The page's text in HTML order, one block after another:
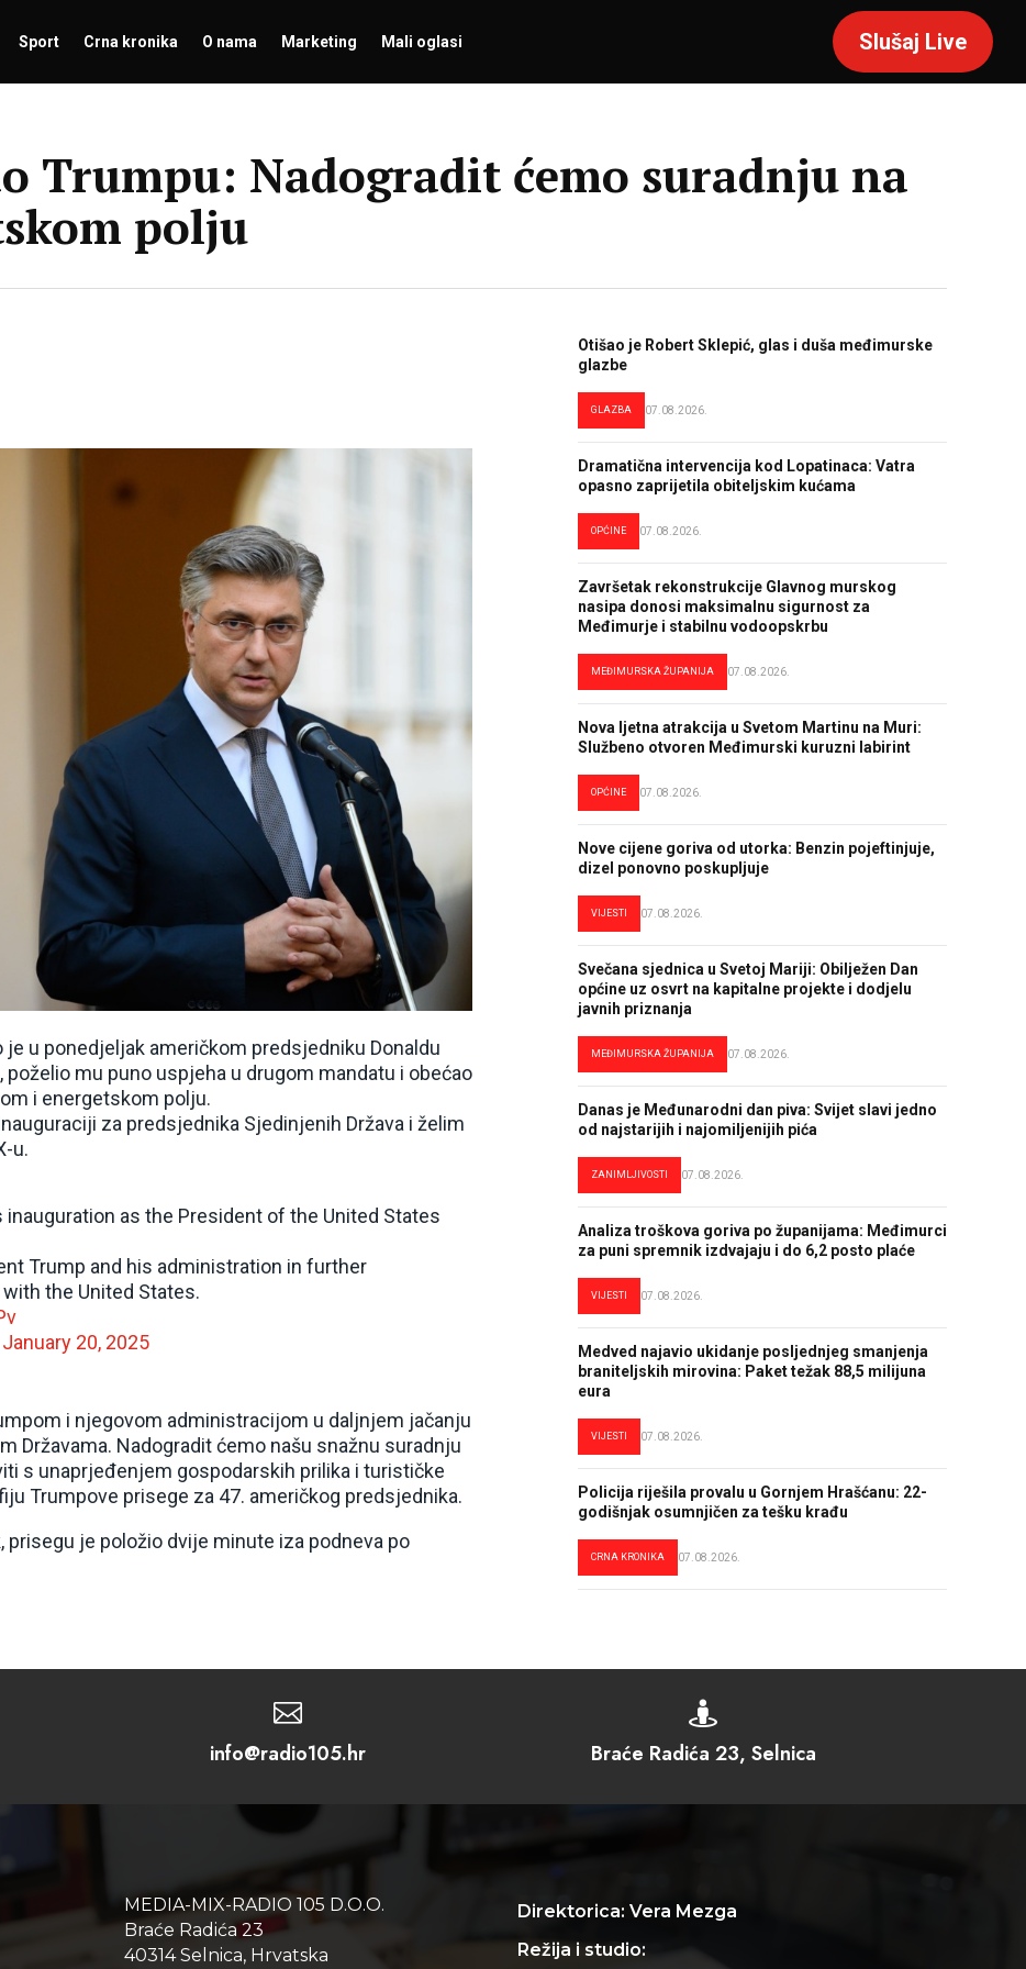
Sport Crna kronika O nama Marketing Mali oglasi Slušaj Live
Trumpu: Nadogradit ćemo suradnju na
polju
u ponedjeljak američkom predsjedniku Donaldu
mu puno uspjeha u drugom mandatu i obećao
i energetskom polju.
za predsjednika Sjedinjenih Država i želim
u.
inauguration as the President of the United States
Trump and his administration in further
the United States.
January 20, 2025
i njegovom administracijom u daljnjem jačanju
Državama. Nadogradit ćemo našu snažnu suradnju
s unaprjeđenjem gospodarskih prilika i turističke
Trumpove prisege za 47. američkog predsjednika.
je položio dvije minute iza podneva po
Otišao je Robert Sklepić, glas i duša međimurske
glazbe
GLAZBA 07.08.2026.
Dramatična intervencija kod Lopatinaca: Vatra
opasno zaprijetila obiteljskim kućama
OPĆINE 07.08.2026.
Završetak rekonstrukcije Glavnog murskog
nasipa donosi maksimalnu sigurnost za
Međimurje i stabilnu vodoopskrbu
MEĐIMURSKA ŽUPANIJA 07.08.2026.
Nova ljetna atrakcija u Svetom Martinu na Muri:
Službeno otvoren Međimurski kuruzni labirint
OPĆINE 07.08.2026.
Nove cijene goriva od utorka: Benzin pojeftinjuje,
dizel ponovno poskupljuje
VIJESTI 07.08.2026.
Svečana sjednica u Svetoj Mariji: Obilježen Dan
općine uz osvrt na kapitalne projekte i dodjelu
javnih priznanja
MEĐIMURSKA ŽUPANIJA 07.08.2026.
Danas je Međunarodni dan piva: Svijet slavi jedno
od najstarijih i najomiljenijih pića
ZANIMLJIVOSTI 07.08.2026.
Analiza troškova goriva po županijama: Međimurci
za puni spremnik izdvajaju i do 6,2 posto plaće
VIJESTI 07.08.2026.
Medved najavio ukidanje posljednjeg smanjenja
braniteljskih mirovina: Paket težak 88,5 milijuna
eura
VIJESTI 07.08.2026.
Policija riješila provalu u Gornjem Hrašćanu: 22-
godišnjak osumnjičen za tešku krađu
CRNA KRONIKA 07.08.2026.

info@radio105.hr

Braće Radića 23, Selnica
MEDIA-MIX-RADIO 105 D.O.O.
Braće Radića 23
40314 Selnica, Hrvatska
Direktorica: Vera Mezga
Režija i studio: